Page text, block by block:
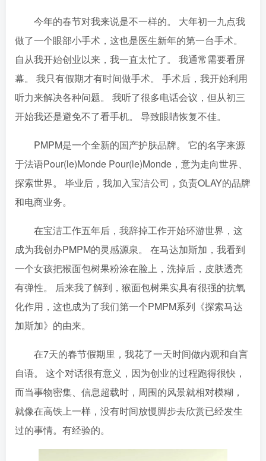
今年的春节对我来说是不一样的。 大年初一九点我
做了一个眼部小手术，这也是医生新年的第一台手术。
自从我开始创业以来，我一直太忙了。 我通常需要看屏
幕。 我只有假期才有时间做手术。 手术后，我开始利用
听力来解决各种问题。 我听了很多电话会议，但从初三
开始我还是避免不了看手机。 导致眼睛恢复不佳。
PMPM是一个全新的国产护肤品牌。 它的名字来源
于法语Pour(le)Monde Pour(le)Monde，意为走向世界、
探索世界。 毕业后，我加入宝洁公司，负责OLAY的品牌
和电商业务。
在宝洁工作五年后，我辞掉工作开始环游世界，这
成为我创办PMPM的灵感源泉。 在马达加斯加，我看到
一个女孩把猴面包树果粉涂在脸上，洗掉后，皮肤透亮
有弹性。 后来我了解到，猴面包树果实具有很强的抗氧
化作用，这也成为了我们第一个PMPM系列《探索马达
加斯加》的由来。
在7天的春节假期里，我花了一天时间做内观和自言
自语。 这个对话很有意义，因为创业的过程跑得很快，
而当事物密集、信息超载时，周围的风景就相对模糊，
就像在高铁上一样，没有时间放慢脚步去欣赏已经发生
过的事情。有经验的。